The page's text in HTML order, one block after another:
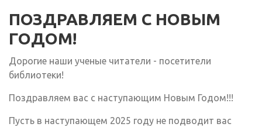
ПОЗДРАВЛЯЕМ С НОВЫМ
ГОДОМ!
Дорогие наши ученые читатели - посетители
библиотеки!
Поздравляем вас с наступающим Новым Годом!!!
Пусть в наступающем 2025 году не подводит вас